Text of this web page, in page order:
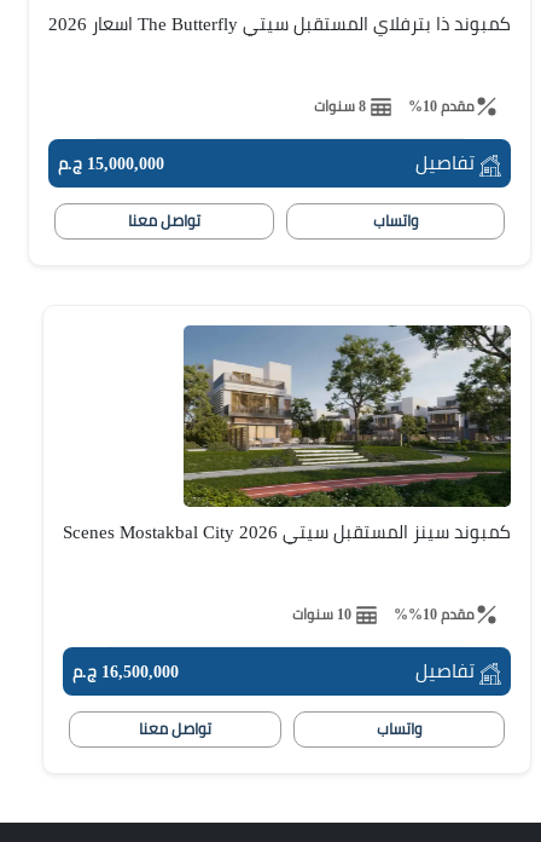
كمبوند ذا بترفلاي المستقبل سيتي The Butterfly اسعار 2026
مقدم 10% 8 سنوات
تفاصيل 15,000,000 ج.م
واتساب تواصل معنا
كمبوند سينز المستقبل سيتي Scenes Mostakbal City 2026
مقدم 10%% 10 سنوات
تفاصيل 16,500,000 ج.م
واتساب تواصل معنا